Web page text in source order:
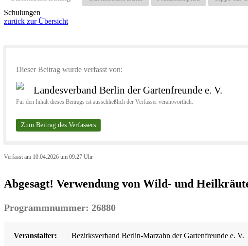
Schulungen
zurück zur Übersicht
Dieser Beitrag wurde verfasst von:
Landesverband Berlin der Gartenfreunde e. V.
Für den Inhalt dieses Beitrags ist ausschließlich der Verfasser verantwortlich.
Zum Beitrag des Verfassers
Verfasst am 10.04.2026 um 09:27 Uhr
Abgesagt! Verwendung von Wild- und
Programmnummer: 26880
Veranstalter:
Bezirksverband Berlin-Marzahn der Gartenfreunde e. V.